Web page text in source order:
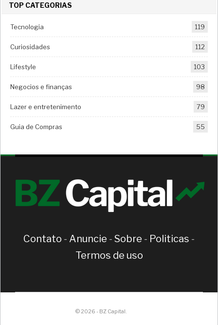
TOP CATEGORIAS
Tecnologia 119
Curiosidades 112
Lifestyle 103
Negocios e finanças 98
Lazer e entretenimento 79
Guia de Compras 55
Contato - Anuncie - Sobre - Politicas -
Termos de uso
© 2026 - BZ Capital.